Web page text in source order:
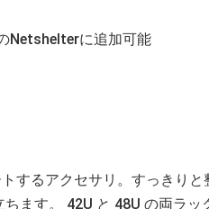
Netshelterに追加可能
するアクセサリ。すっきりと
ます。 42U と 48U の両ラッ